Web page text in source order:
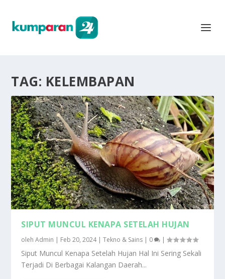
TAG: KELEMBAPAN
SIPUT MUNCUL KENAPA SETELAH HUJAN
olehAdmin | Feb 20, 2024|Tekno & Sains | 0 |
Siput Muncul Kenapa Setelah Hujan Hal Ini Sering Sekali
Terjadi Di Berbagai Kalangan Daerah...